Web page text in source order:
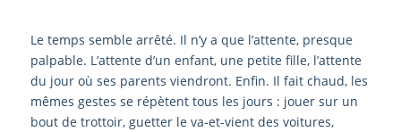
Le temps semble arrêté. Il n’y a que l’attente, presque
palpable. L’attente d’un enfant, une petite fille, l’attente
du jour où ses parents viendront. Enfin. Il fait chaud, les
mêmes gestes se répètent tous les jours : jouer sur un
bout de trottoir, guetter le va-et-vient des voitures,